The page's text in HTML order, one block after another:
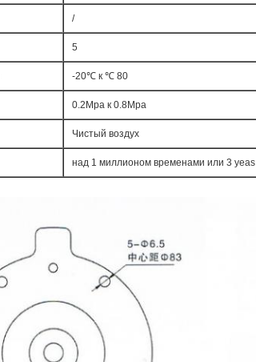
/
5
-20℃ к ℃ 80
0.2Mpa к 0.8Mpa
Чистый воздух
над 1 миллионом временами или 3 yeas